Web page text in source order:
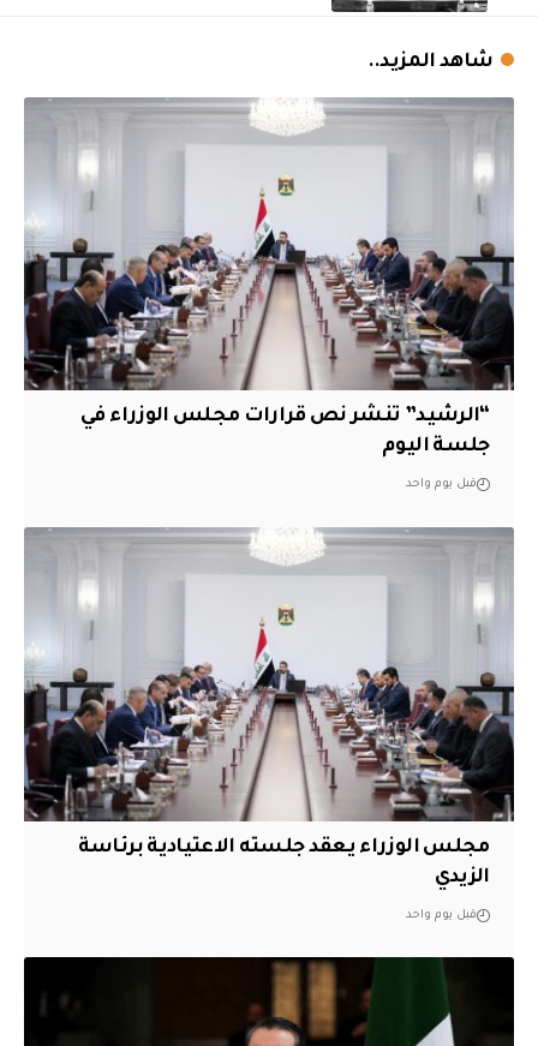
شاهد المزيد..
“الرشيد” تنشر نص قرارات مجلس الوزراء في
جلسة اليوم
قبل يوم واحد
مجلس الوزراء يعقد جلسته الاعتيادية برئاسة
الزيدي
قبل يوم واحد